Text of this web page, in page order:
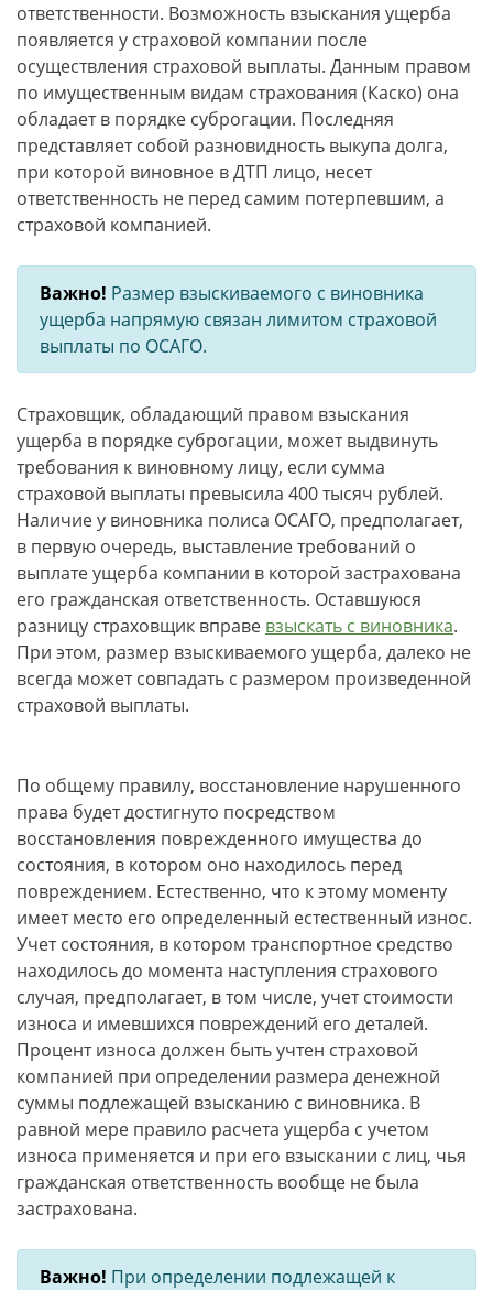
ответственности. Возможность взыскания ущерба
появляется у страховой компании после
осуществления страховой выплаты. Данным правом
по имущественным видам страхования (Каско) она
обладает в порядке суброгации. Последняя
представляет собой разновидность выкупа долга,
при которой виновное в ДТП лицо, несет
ответственность не перед самим потерпевшим, а
страховой компанией.
Важно! Размер взыскиваемого с виновника
ущерба напрямую связан лимитом страховой
выплаты по ОСАГО.
Страховщик, обладающий правом взыскания
ущерба в порядке суброгации, может выдвинуть
требования к виновному лицу, если сумма
страховой выплаты превысила 400 тысяч рублей.
Наличие у виновника полиса ОСАГО, предполагает,
в первую очередь, выставление требований о
выплате ущерба компании в которой застрахована
его гражданская ответственность. Оставшуюся
разницу страховщик вправе взыскать с виновника.
При этом, размер взыскиваемого ущерба, далеко не
всегда может совпадать с размером произведенной
страховой выплаты.
По общему правилу, восстановление нарушенного
права будет достигнуто посредством
восстановления поврежденного имущества до
состояния, в котором оно находилось перед
повреждением. Естественно, что к этому моменту
имеет место его определенный естественный износ.
Учет состояния, в котором транспортное средство
находилось до момента наступления страхового
случая, предполагает, в том числе, учет стоимости
износа и имевшихся повреждений его деталей.
Процент износа должен быть учтен страховой
компанией при определении размера денежной
суммы подлежащей взысканию с виновника. В
равной мере правило расчета ущерба с учетом
износа применяется и при его взыскании с лиц, чья
гражданская ответственность вообще не была
застрахована.
Важно! При определении подлежащей к